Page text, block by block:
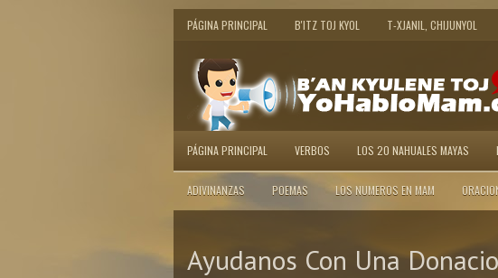
PÁGINA PRINCIPAL B'ITZ TOJ KYOL T-XJANIL, CHIJUNYOL
PÁGINA PRINCIPAL VERBOS LOS 20 NAHUALES MAYAS
ADIVINANZAS POEMAS LOS NUMEROS EN MAM
Ayudanos Con Una